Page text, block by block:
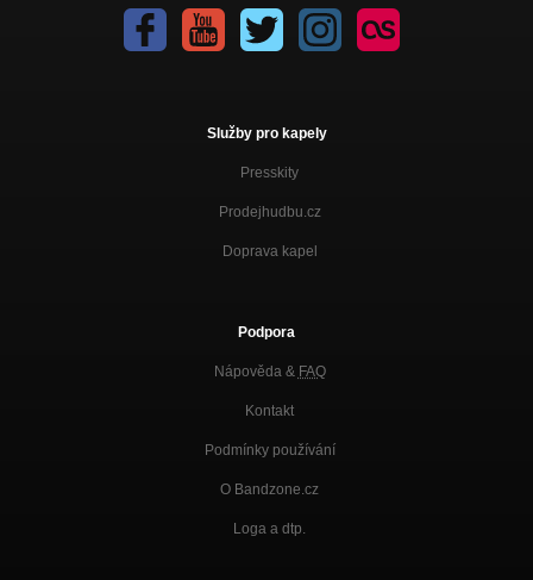
Služby pro kapely
Presskity
Prodejhudbu.cz
Doprava kapel
Podpora
Nápověda & FAQ
Kontakt
Podmínky používání
O Bandzone.cz
Loga a dtp.